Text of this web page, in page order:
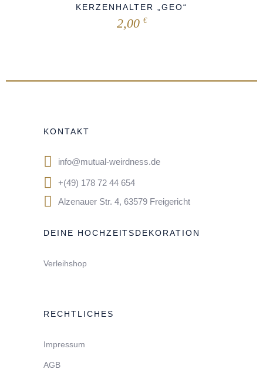
KERZENHALTER „GEO“
2,00 €
KONTAKT
info@mutual-weirdness.de
+(49) 178 72 44 654
Alzenauer Str. 4, 63579 Freigericht
DEINE HOCHZEITSDEKORATION
Verleihshop
RECHTLICHES
Impressum
AGB